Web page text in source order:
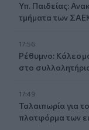
Υπ. Παιδείας:
τμήματα των
17:56
Ρέθυμνο:
στο
17:49
Ταλαιπωρία για
πλατφόρμα των